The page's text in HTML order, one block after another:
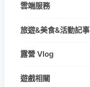
雲端服務
旅遊&美食&活動記事
露營 Vlog
遊戲相關